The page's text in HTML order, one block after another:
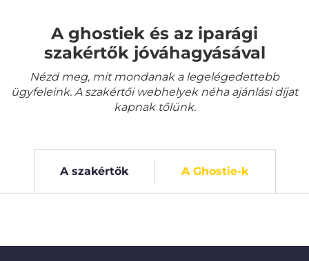
A ghostiek és az iparági
szakértők jóváhagyásával
Nézd meg, mit mondanak a legelégedettebb
ügyfeleink. A szakértői webhelyek néha ajánlási díjat
kapnak tőlünk.
A szakértők A Ghostie-k